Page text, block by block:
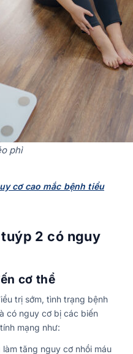
phì
cơ cao mắc bệnh tiểu
2 có nguy
cơ thể
trị sớm, tình trạng bệnh
có nguy cơ bị các biến
mạng như:
tăng nguy cơ nhồi máu